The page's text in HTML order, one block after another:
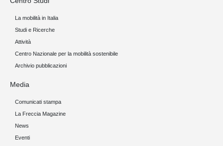
La mobilità in Italia
Studi e Ricerche
Attività
Centro Nazionale per la mobilità sostenibile
Archivio pubblicazioni
Media
Comunicati stampa
La Freccia Magazine
News
Eventi